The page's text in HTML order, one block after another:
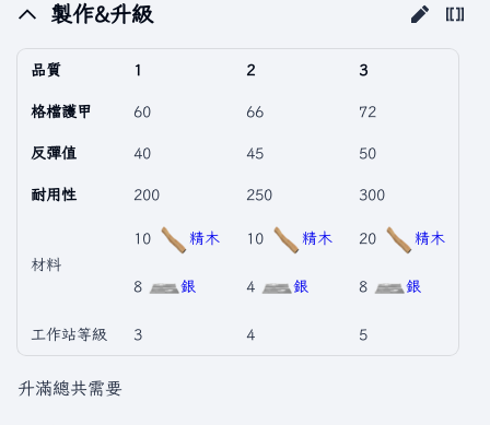
製作&升級
品質 1 2 3
格檔護甲 60 66 72
反彈值 40 45 50
耐用性 200 250 300
材料
10 精木
8 銀
10 精木
4 銀
20 精木
8 銀
工作站等級 3 4 5
升滿總共需要